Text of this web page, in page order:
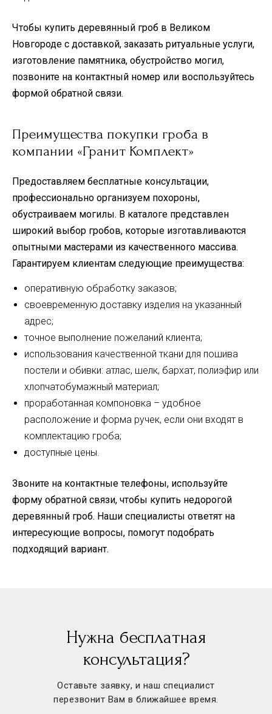
Чтобы купить деревянный гроб в Великом
Новгороде с доставкой, заказать ритуальные услуги,
изготовление памятника, обустройство могил,
позвоните на контактный номер или воспользуйтесь
формой обратной связи.
Преимущества покупки гроба в
компании «Гранит Комплект»
Предоставляем бесплатные консультации,
профессионально организуем похороны,
обустраиваем могилы. В каталоге представлен
широкий выбор гробов, которые изготавливаются
опытными мастерами из качественного массива.
Гарантируем клиентам следующие преимущества:
оперативную обработку заказов;
своевременную доставку изделия на указанный
адрес;
точное выполнение пожеланий клиента;
использования качественной ткани для пошива
постели и обивки: атлас, шелк, бархат, полиэфир или
хлопчатобумажный материал;
проработанная компоновка – удобное
расположение и форма ручек, если они входят в
комплектацию гроба;
доступные цены.
Звоните на контактные телефоны, используйте
форму обратной связи, чтобы купить недорогой
деревянный гроб. Наши специалисты ответят на
интересующие вопросы, помогут подобрать
подходящий вариант.
Нужна бесплатная
консультация?
Оставьте заявку, и наш специалист
перезвонит Вам в ближайшее время.